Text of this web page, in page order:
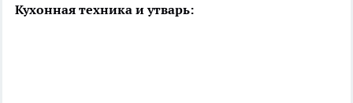
Кухонная техника и утварь: